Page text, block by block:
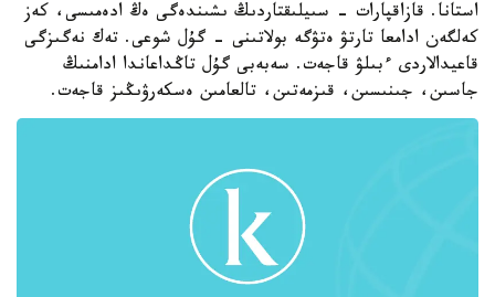
استانا. قازاقپارات - سىيلىقتاردىڭ ىشىندەگى ەڭ ادەمىسى، كەز
كەلگەن ادامعا تارتۋ ەتۋگە بولاتىنى - گۇل شوعى. تەك نەگىزگى
قاعيدالاردى ءبىلۋ قاجەت. سەبەبى گۇل تاڭداعاندا ادامنىڭ
جاسىن، جىنىسىن، قىزمەتىن، تالعامىن ەسكەرۋىڭىز قاجەت.